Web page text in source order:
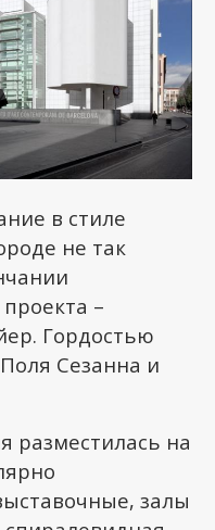
в стиле
не так
–
Гордостью
Сезанна и
разместилась на
залы